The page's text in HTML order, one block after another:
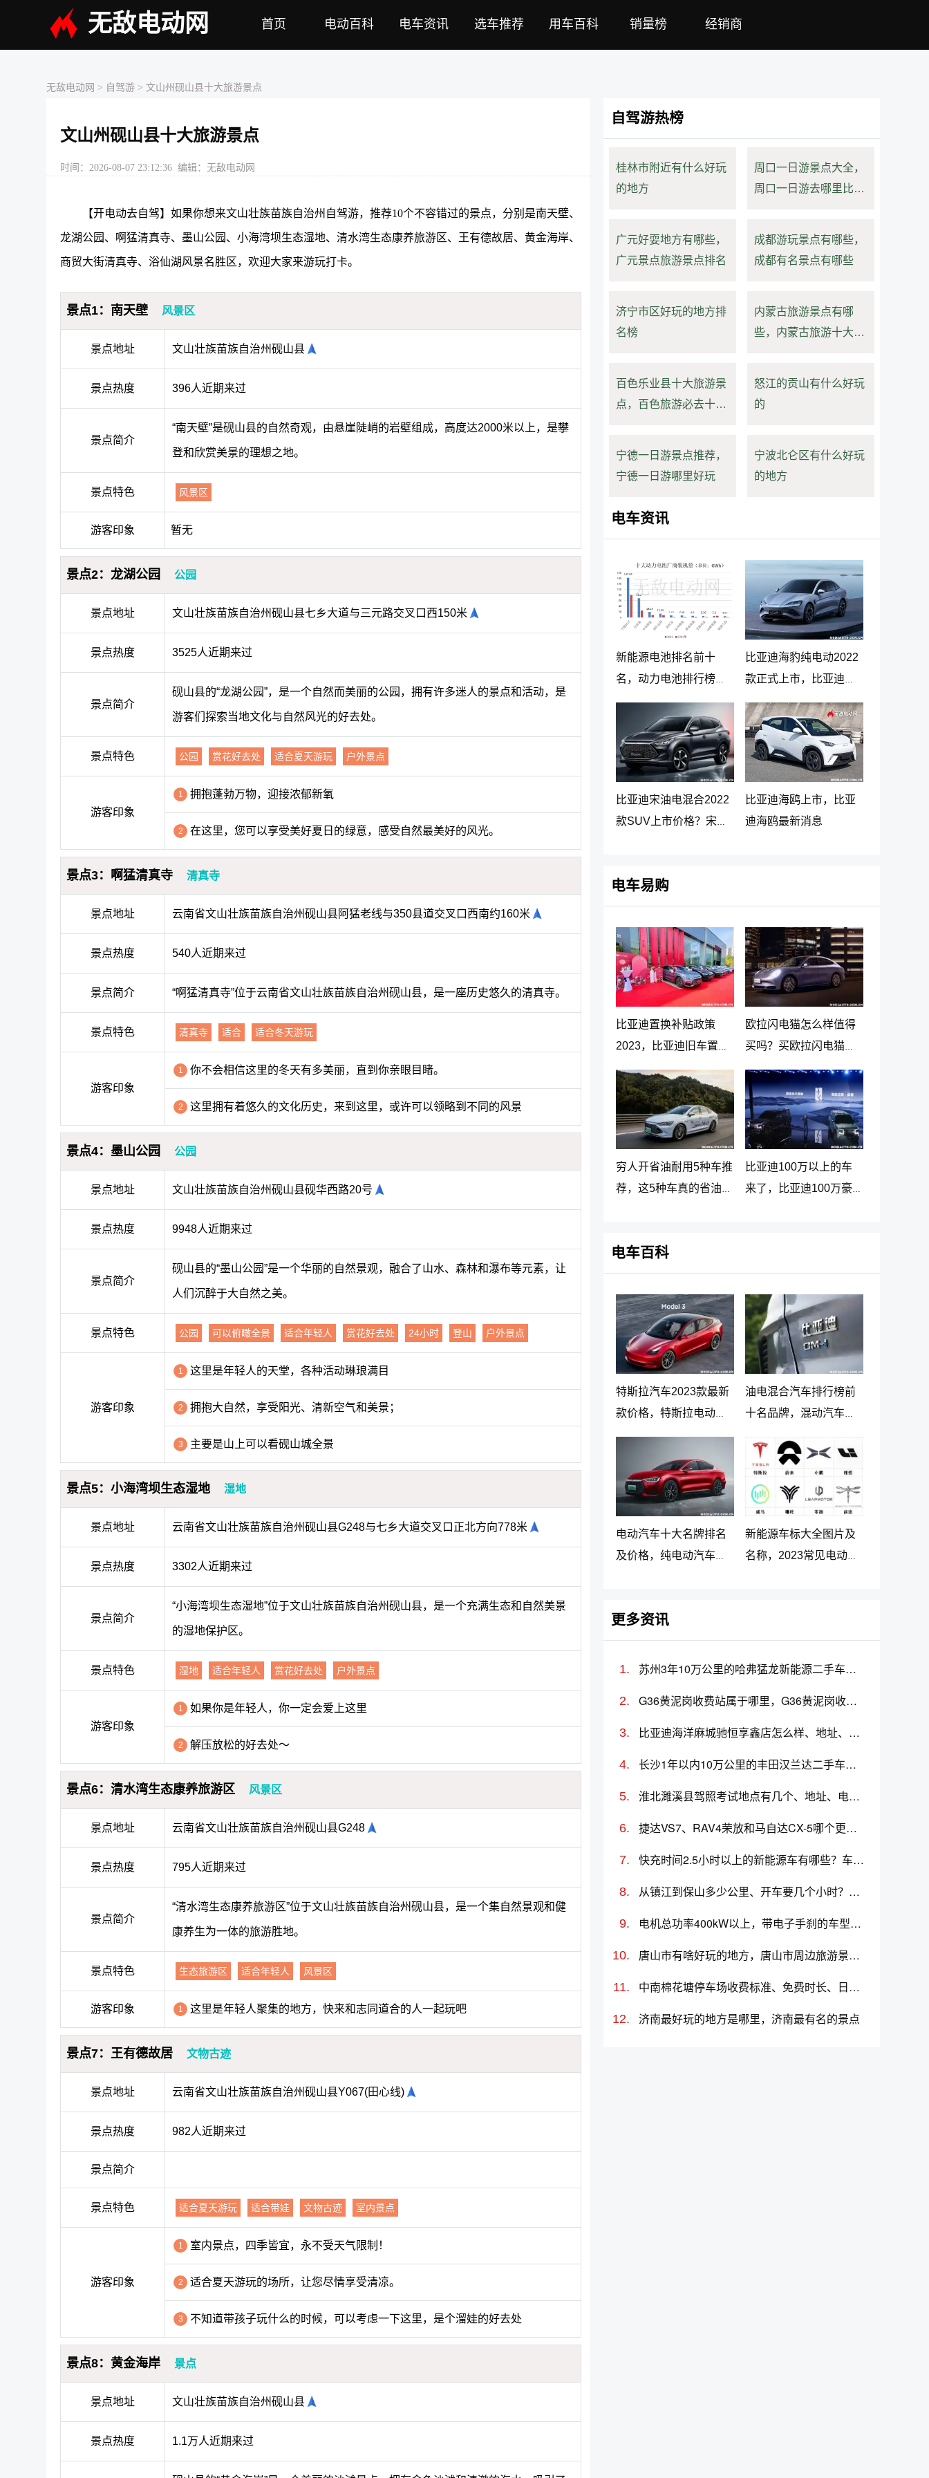
无敌电动网 首页 电动百科 电车资讯 选车推荐 用车百科 销量榜 经销商
无敌电动网 > 自驾游 > 文山州砚山县十大旅游景点
文山州砚山县十大旅游景点
时间：2026-08-07 23:12:36 编辑：无敌电动网
【开电动去自驾】如果你想来文山壮族苗族自治州自驾游，推荐10个不容错过的景点，分别是南天壁、
龙湖公园、啊猛清真寺、墨山公园、小海湾坝生态湿地、清水湾生态康养旅游区、王有德故居、黄金海岸、
商贸大街清真寺、浴仙湖风景名胜区，欢迎大家来游玩打卡。
景点1：南天壁 风景区
景点地址 文山壮族苗族自治州砚山县
景点热度 396人近期来过
景点简介
“南天壁”是砚山县的自然奇观，由悬崖陡峭的岩壁组成，高度达2000米以上，是攀
登和欣赏美景的理想之地。
景点特色 风景区
游客印象 暂无
景点2：龙湖公园 公园
景点地址 文山壮族苗族自治州砚山县七乡大道与三元路交叉口西150米
景点热度 3525人近期来过
景点简介
砚山县的“龙湖公园”，是一个自然而美丽的公园，拥有许多迷人的景点和活动，是
游客们探索当地文化与自然风光的好去处。
景点特色 公园 赏花好去处 适合夏天游玩 户外景点
游客印象
1 拥抱蓬勃万物，迎接浓郁新氧
2 在这里，您可以享受美好夏日的绿意，感受自然最美好的风光。
景点3：啊猛清真寺 清真寺
景点地址 云南省文山壮族苗族自治州砚山县阿猛老线与350县道交叉口西南约160米
景点热度 540人近期来过
景点简介 “啊猛清真寺”位于云南省文山壮族苗族自治州砚山县，是一座历史悠久的清真寺。
景点特色 清真寺 适合 适合冬天游玩
游客印象
1 你不会相信这里的冬天有多美丽，直到你亲眼目睹。
2 这里拥有着悠久的文化历史，来到这里，或许可以领略到不同的风景
景点4：墨山公园 公园
景点地址 文山壮族苗族自治州砚山县砚华西路20号
景点热度 9948人近期来过
景点简介
砚山县的“墨山公园”是一个华丽的自然景观，融合了山水、森林和瀑布等元素，让
人们沉醉于大自然之美。
景点特色 公园 可以俯瞰全景 适合年轻人 赏花好去处 24小时 登山 户外景点
游客印象
1 这里是年轻人的天堂，各种活动琳琅满目
2 拥抱大自然，享受阳光、清新空气和美景；
3 主要是山上可以看砚山城全景
景点5：小海湾坝生态湿地 湿地
景点地址 云南省文山壮族苗族自治州砚山县G248与七乡大道交叉口正北方向778米
景点热度 3302人近期来过
景点简介
“小海湾坝生态湿地”位于文山壮族苗族自治州砚山县，是一个充满生态和自然美景
的湿地保护区。
景点特色 湿地 适合年轻人 赏花好去处 户外景点
游客印象
1 如果你是年轻人，你一定会爱上这里
2 解压放松的好去处～
景点6：清水湾生态康养旅游区 风景区
景点地址 云南省文山壮族苗族自治州砚山县G248
景点热度 795人近期来过
景点简介
“清水湾生态康养旅游区”位于文山壮族苗族自治州砚山县，是一个集自然景观和健
康养生为一体的旅游胜地。
景点特色 生态旅游区 适合年轻人 风景区
游客印象 1 这里是年轻人聚集的地方，快来和志同道合的人一起玩吧
景点7：王有德故居 文物古迹
景点地址 云南省文山壮族苗族自治州砚山县Y067(田心线)
景点热度 982人近期来过
景点简介
景点特色 适合夏天游玩 适合带娃 文物古迹 室内景点
游客印象
1 室内景点，四季皆宜，永不受天气限制！
2 适合夏天游玩的场所，让您尽情享受清凉。
3 不知道带孩子玩什么的时候，可以考虑一下这里，是个溜娃的好去处
景点8：黄金海岸 景点
景点地址 文山壮族苗族自治州砚山县
景点热度 1.1万人近期来过
自驾游热榜
桂林市附近有什么好玩
的地方
周口一日游景点大全，
周口一日游去哪里比较
广元好耍地方有哪些，
广元景点旅游景点排名
成都游玩景点有哪些，
成都有名景点有哪些
济宁市区好玩的地方排
名榜
内蒙古旅游景点有哪
些，内蒙古旅游十大景
百色乐业县十大旅游景
点，百色旅游必去十大
怒江的贡山有什么好玩
的
宁德一日游景点推荐，
宁德一日游哪里好玩
宁波北仑区有什么好玩
的地方
电车资讯
新能源电池排名前十
名，动力电池排行榜前
十名
比亚迪海豹纯电动2022
款正式上市，比亚迪海
豹纯电动报价20.98万起
比亚迪宋油电混合2022
款SUV上市价格？宋
比亚迪海鸥上市，比亚
迪海鸥最新消息
电车易购
比亚迪置换补贴政策
2023，比亚迪旧车置换
新车价格表
欧拉闪电猫怎么样值得
买吗？买欧拉闪电猫十
大忠告
穷人开省油耐用5种车推
荐，这5种车真的省油又
比亚迪100万以上的车
来了，比亚迪100万豪
电车百科
特斯拉汽车2023款最新
款价格，特斯拉电动汽
车价格及落地价
油电混合汽车排行榜前
十名品牌，混动汽车十
电动汽车十大名牌排名
及价格，纯电动汽车排
新能源车标大全图片及
名称，2023常见电动汽
更多资讯
苏州3年10万公里的哈弗猛龙新能源二手车多少钱
G36黄泥岗收费站属于哪里，G36黄泥岗收费站入口的详细地址
比亚迪海洋麻城驰恒享鑫店怎么样、地址、电话、上班时间查询
长沙1年以内10万公里的丰田汉兰达二手车多少钱
淮北濉溪县驾照考试地点有几个、地址、电话、工作时间
捷达VS7、RAV4荣放和马自达CX-5哪个更值得买？性价比、配置对比
快充时间2.5小时以上的新能源车有哪些？车道偏离预警系统车型推荐与价格
从镇江到保山多少公里、开车要几个小时？过路费、油费等
电机总功率400kW以上，带电子手刹的车型有哪些，哪款值得买？
唐山市有啥好玩的地方，唐山市周边旅游景点大全
中南棉花塘停车场收费标准、免费时长、日租月租信息
济南最好玩的地方是哪里，济南最有名的景点